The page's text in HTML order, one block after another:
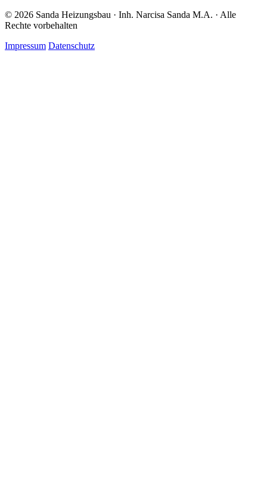
© 2026 Sanda Heizungsbau · Inh. Narcisa Sanda M.A. · Alle
Rechte vorbehalten
Impressum Datenschutz